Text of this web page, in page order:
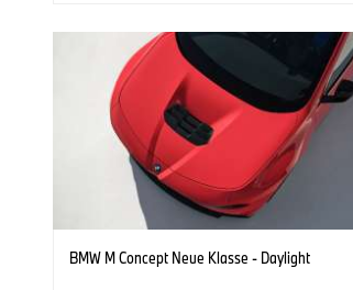
BMW M Concept Neue Klasse - Daylight